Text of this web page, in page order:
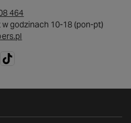
464
godzinach 10-18 (pon-pt)